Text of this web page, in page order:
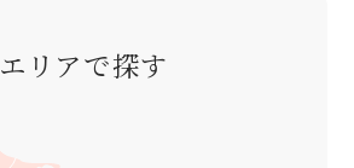
エリアで探す